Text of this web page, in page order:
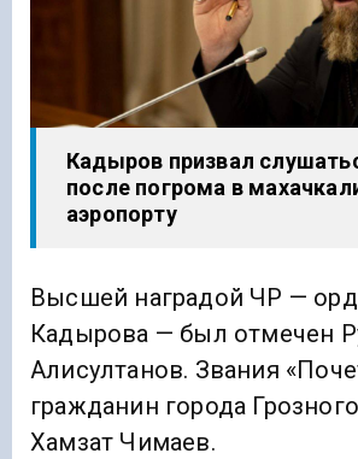
Кадыров призвал
после погрома в
аэропорту
Высшей наградой ЧР —
Кадырова — был отмечен
Алисултанов. Звания
гражданин города
Хамзат Чимаев.